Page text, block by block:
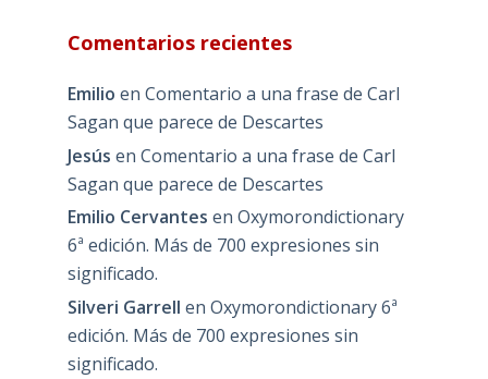
Comentarios recientes
Emilio en Comentario a una frase de Carl
Sagan que parece de Descartes
Jesús en Comentario a una frase de Carl
Sagan que parece de Descartes
Emilio Cervantes en Oxymorondictionary
6ª edición. Más de 700 expresiones sin
significado.
Silveri Garrell en Oxymorondictionary 6ª
edición. Más de 700 expresiones sin
significado.